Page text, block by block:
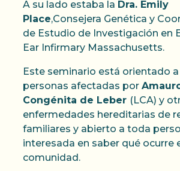
A su lado estaba la Dra. Emily
Place,Consejera Genética y
de Estudio de Investigación en
Ear Infirmary Massachusetts.
Este seminario está orientado
personas afectadas por
Congénita de Leber (LCA) y
enfermedades hereditarias de
familiares y abierto a toda
interesada en saber qué ocurre
comunidad.